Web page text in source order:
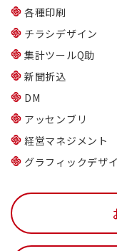
各種印刷
チラシデザイン
集計ツールQ助
新聞折込
DM
アッセンブリ
経営マネジメント
グラフィックデザ